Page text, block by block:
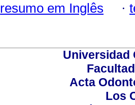
resumo em Inglês ·
Universidad
Acta
Los